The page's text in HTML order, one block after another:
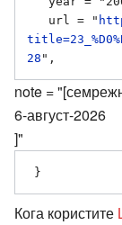
   url = "
28
note =
6-август-2026
]"
Кога користите